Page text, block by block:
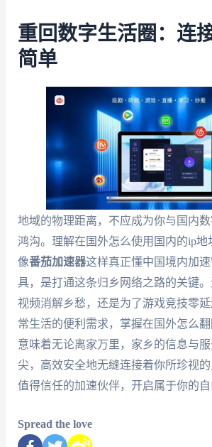
重回数字生活圈：连
简单
地域的物理距离，不应成为你与国内
鸿沟。理解在国外怎么使用国内的ip地
像番茄加速器这样真正懂中国境内加
具，是打通这条归乡网络之路的关键
视频消解乡愁，还是为了游戏竞技零
常生活的便利需求，掌握在国外怎么翻
意味着无论离家万里，家乡的信息与
尖，高效安全地无缝连接着你所珍视
值得信任的加速伙伴，开启属于你的自
Spread the love